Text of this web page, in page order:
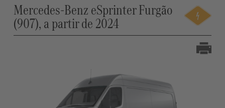
Mercedes-Benz eSprinter Furgão
(907), a partir de 2024